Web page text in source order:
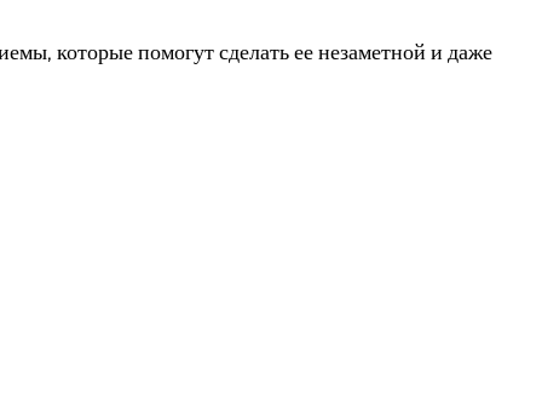
которые помогут сделать ее незаметной и даже